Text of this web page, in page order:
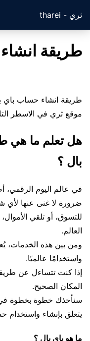
ثري - tharei
طريقة
طريقة انشاء حساب باي
موقع ثري في الاسطر
هل تعلم ما هي
بال ؟
في عالم اليوم الرقمي،
ضرورة لا غنى عنها لأي
للتسوق، أو تلقي
العالم.
واستخدامًا عالميًا.
إذا كنت تتساءل عن
المكان الصحيح.
سنأخذك خطوة بخطوة في
يتعلق بإنشاء واستخدام
ما هو باي بال ؟